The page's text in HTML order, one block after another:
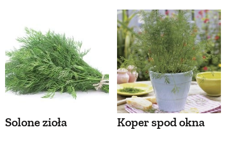
Solone zioła Koper spod okna